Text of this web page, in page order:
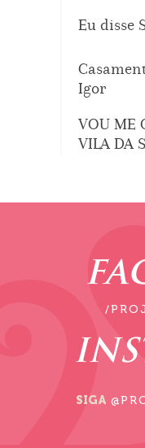
Eu disse
Igor
VOU ME
VILA DA
/
SIGA